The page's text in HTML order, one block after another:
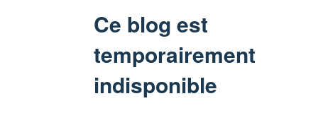
Ce blog est
temporairement
indisponible